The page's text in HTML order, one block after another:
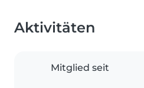
Aktivitäten
Mitglied seit